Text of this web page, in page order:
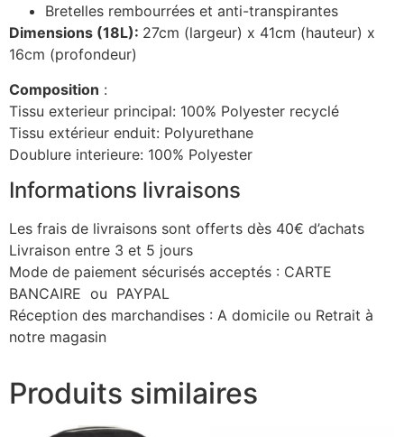
Bretelles rembourrées et anti-transpirantes
Dimensions (18L): 27cm (largeur) x 41cm (hauteur) x
16cm (profondeur)
Composition :
Tissu exterieur principal: 100% Polyester recyclé
Tissu extérieur enduit: Polyurethane
Doublure interieure: 100% Polyester
Informations livraisons
Les frais de livraisons sont offerts dès 40€ d’achats
Livraison entre 3 et 5 jours
Mode de paiement sécurisés acceptés : CARTE
BANCAIRE ou PAYPAL
Réception des marchandises : A domicile ou Retrait à
notre magasin
Produits similaires